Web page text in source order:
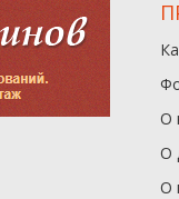
О
О
О